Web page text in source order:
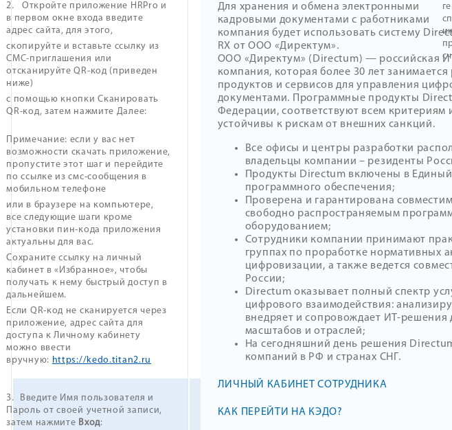
2. Откройте приложение HRPro и
в первом окне входа введите
адрес сайта, для этого,
скопируйте и вставьте ссылку из
СМС-приглашения или
отсканируйте QR-код (приведен
ниже)
с помощью кнопки Сканировать
QR-код, затем нажмите Далее:
Примечание: если у вас нет
возможности скачать приложение,
пропустите этот шаг и перейдите
по ссылке из смс-сообщения в
мобильном телефоне
или в браузере на компьютере,
все следующие шаги кроме
установки пин-кода приложения
актуальны для вас.
Сохраните ссылку на личный
кабинет в «Избранное», чтобы
получать к нему быстрый доступ в
дальнейшем.
Если QR-код не сканируется через
приложение, адрес сайта для
доступа к Личному кабинету
можно ввести
вручную: https://kedo.titan2.ru
3.
Введите Имя пользователя и
Пароль от своей учетной записи,
затем нажмите Вход:
Для хранения и обмена электронными
кадровыми документами с работниками
компания будет использовать систему
RX от ООО «Директум».
ООО «Директум» (Directum) — российская
компания, которая более 30 лет
продуктов и сервисов для управления
документами. Программные продукты
Федерации, соответствуют всем
устойчивы к рискам от внешних санкций.
Все офисы и центры разработки
владельцы компании – резиденты
Продукты Directum включены в Единый
программного обеспечения;
Проверена и гарантирована
свободно распространяемым
оборудованием;
Сотрудники компании принимают
группах по проработке нормативных
цифровизации, а также ведется
России;
Directum оказывает полный спектр
цифрового взаимодействия:
внедряет и сопровождает ИТ-решения
масштабов и отраслей;
На сегодняшний день решения
компаний в РФ и странах СНГ.
ЛИЧНЫЙ КАБИНЕТ СОТРУДНИКА
КАК ПЕРЕЙТИ НА КЭДО?